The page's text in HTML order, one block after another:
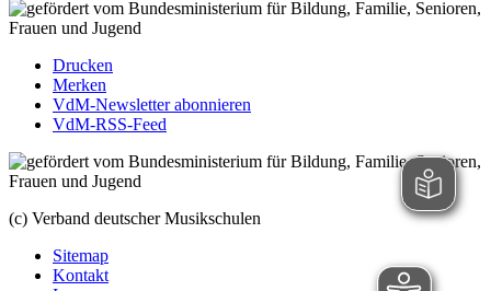
Drucken
Merken
VdM-Newsletter abonnieren
VdM-RSS-Feed
(c) Verband deutscher Musikschulen
Sitemap
Kontakt